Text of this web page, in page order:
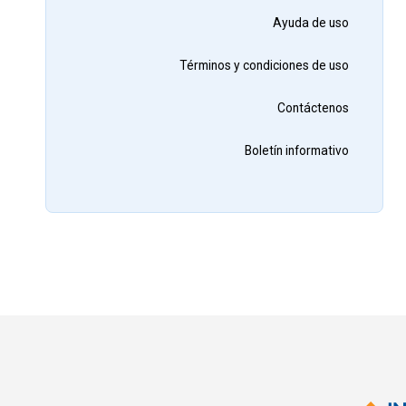
Ayuda de uso
Términos y condiciones de uso
Contáctenos
Boletín informativo